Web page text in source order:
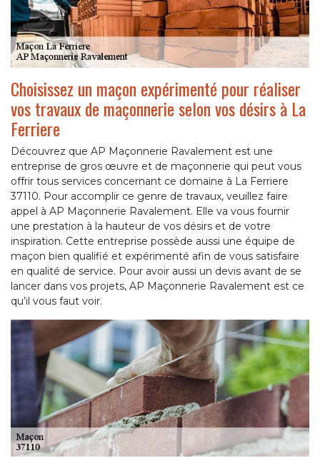
Choisissez un maçon expérimenté pour réaliser
vos travaux de maçonnerie selon vos désirs à La
Ferriere
Découvrez que AP Maçonnerie Ravalement est une
entreprise de gros œuvre et de maçonnerie qui peut vous
offrir tous services concernant ce domaine à La Ferriere
37110. Pour accomplir ce genre de travaux, veuillez faire
appel à AP Maçonnerie Ravalement. Elle va vous fournir
une prestation à la hauteur de vos désirs et de votre
inspiration. Cette entreprise possède aussi une équipe de
maçon bien qualifié et expérimenté afin de vous satisfaire
en qualité de service. Pour avoir aussi un devis avant de se
lancer dans vos projets, AP Maçonnerie Ravalement est ce
qu’il vous faut voir.